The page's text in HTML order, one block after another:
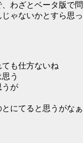
わざとベータ版で問
ゃないかとすら思っ
も仕方ないね
う
うが
にてると思うがなぁ